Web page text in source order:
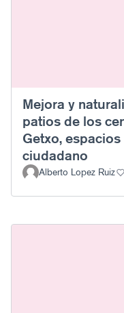
Mejora y
patios de los
Getxo,
ciudadano
Alberto Lopez Ruiz